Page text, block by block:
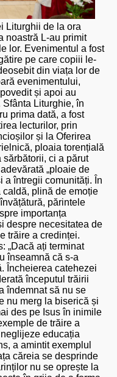
Liturghii de la ora
noastră L-au primit
lor. Evenimentul a fost
pe care copiii le-
din viața lor de
evenimentului,
și apoi au
Liturghie, în
prima dată, a fost
lecturilor, prin
și la Oferirea
ploaia torențială
ci a părut
„ploaie de
a întregii comunități. În
caldă, plină de emoție
părintele
importanța
despre necesitatea de
trăire a credinței.
„Dacă ați terminat
înseamnă că s-a
Încheierea catehezei
începutul trăirii
îndemnat să nu se
nu merg la biserică și
des pe Isus în inimile
de trăire a
educația
a amintit exemplul
căreia se desprinde
nu se oprește la